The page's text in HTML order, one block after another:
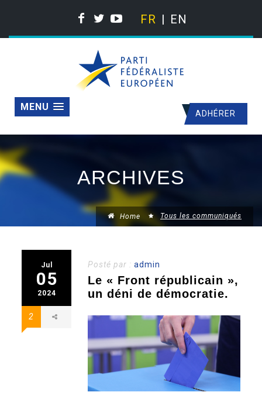
FR EN
ADHÉRER
MENU
ARCHIVES
Home Tous les communiqués
Jul
05
2024
2
Posté par :admin
Le « Front républicain »,
un déni de démocratie.